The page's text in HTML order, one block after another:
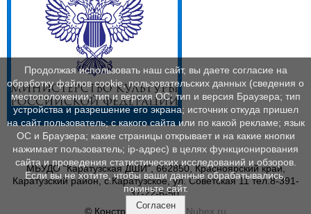
МБУДО "Каратузская ДШИ", 662850, Красноярский край,
Каратузский район, с.Каратузское, ул. Советская 11 тел.8-391-
37-22-6-50.
© Конструктор сайтов Nubex.ru
Продолжая использовать наш сайт, вы даете согласие на
обработку файлов cookie, пользовательских данных (сведения о
местоположении; тип и версия ОС; тип и версия Браузера; тип
устройства и разрешение его экрана; источник откуда пришел
на сайт пользователь; с какого сайта или по какой рекламе; язык
ОС и Браузера; какие страницы открывает и на какие кнопки
нажимает пользователь; ip-адрес) в целях функционирования
сайта и проведения статистических исследований и обзоров.
Если вы не хотите, чтобы ваши данные обрабатывались,
покиньте сайт.
Согласен